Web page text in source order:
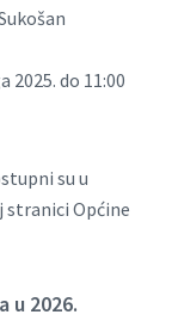
2025. do 11:00
su u
stranici Općine
u 2026.